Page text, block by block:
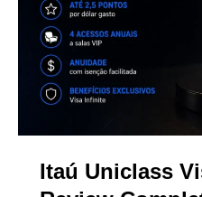
Itaú Uniclass